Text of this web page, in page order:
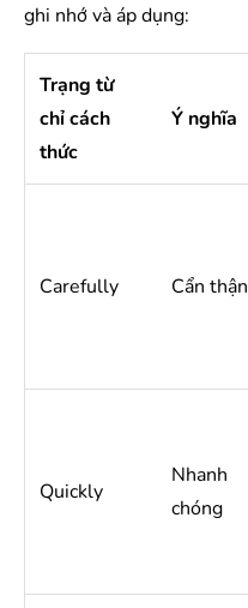
ghi nhớ và áp dụng:
Trạng từ
chỉ cách
thức
Ý nghĩa
Carefully Cẩn thận
Quickly
Nhanh
chóng